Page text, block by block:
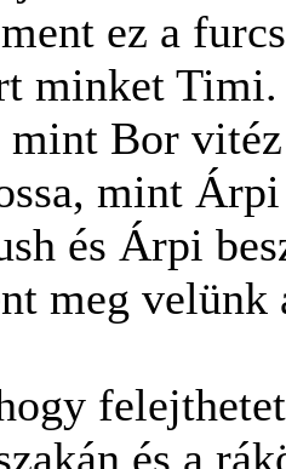
ez a
minket
Bor vitéz
mint
és Árpi
meg velünk
és a